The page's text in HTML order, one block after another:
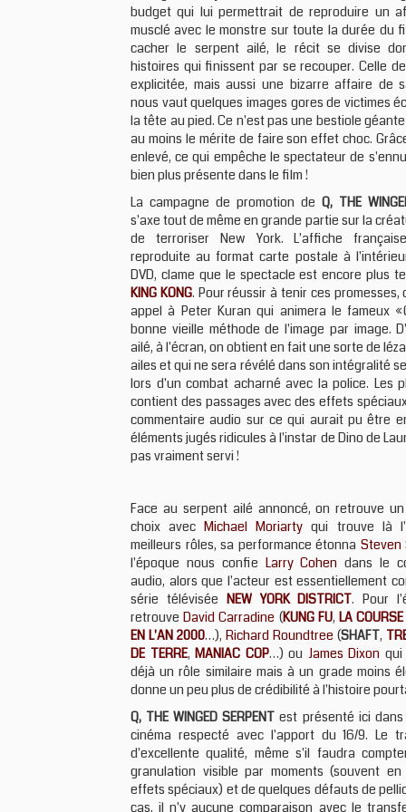
budget qui lui permettrait de reproduire un
musclé avec le monstre sur toute la durée du
cacher le serpent ailé, le récit se divise
histoires qui finissent par se recouper. Celle
explicitée, mais aussi une bizarre affaire de
nous vaut quelques images gores de victimes
la tête au pied. Ce n'est pas une bestiole
au moins le mérite de faire son effet choc.
enlevé, ce qui empêche le spectateur de
bien plus présente dans le film !
La campagne de promotion de Q, THE
s'axe tout de même en grande partie sur la
de terroriser New York. L'affiche
reproduite au format carte postale à
DVD, clame que le spectacle est encore plus
KING KONG. Pour réussir à tenir ces promesses,
appel à Peter Kuran qui animera le fameux
bonne vieille méthode de l'image par image.
ailé, à l'écran, on obtient en fait une sorte de
ailes et qui ne sera révélé dans son intégralité
lors d'un combat acharné avec la police. Les
contient des passages avec des effets
commentaire audio sur ce qui aurait pu être
éléments jugés ridicules à l'instar de Dino de
pas vraiment servi !
Face au serpent ailé annoncé, on retrouve
choix avecMichael Moriarty qui trouve là
meilleurs rôles, sa performance étonna Steven
l'époque nous confie Larry Cohen dans le
audio, alors que l'acteur est essentiellement
série télévisée NEW YORK DISTRICT. Pour
retrouveDavid Carradine (KUNG FU,LA
EN L'AN 2000…), Richard Roundtree (SHAFT,
DE TERRE, MANIAC COP…) ou James Dixon
déjà un rôle similaire mais à un grade moins
donne un peu plus de crédibilité à l'histoire
Q, THE WINGED SERPENT est présenté ici
cinéma respecté avec l'apport du 16/9. Le
d'excellente qualité, même s'il faudra
granulation visible par moments (souvent
effets spéciaux) et de quelques défauts de
cas, il n'y aucune comparaison avec le